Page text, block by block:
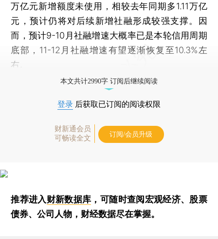
万亿元新增额度未使用，相较去年同期多1.11万亿
元，预计仍将对后续新增社融形成较强支撑。因
而，预计9-10月社融增速大概率已是本轮信用周期
底部，11-12月社融增速有望逐渐恢复至10.3%左
右。
本文共计2990字 订阅后继续阅读
登录 后获取已订阅的阅读权限
财新通会员
可畅读全文
订阅/会员升级
推荐进入财新数据库 ，可随时查阅宏观经济、股票
债券、公司人物，财经数据尽在掌握。